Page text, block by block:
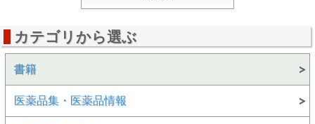
カテゴリから選ぶ
書籍
医薬品集・医薬品情報